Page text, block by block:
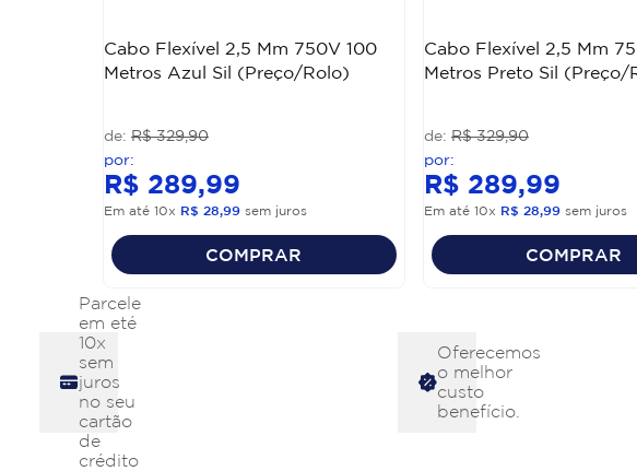
Cabo Flexível 2,5 Mm 750V 100
Metros Azul Sil (Preço/Rolo)
R$ 329,90
R$ 289,99
Em até10x R$ 28,99 sem juros
COMPRAR
Cabo Flexível 2,5 Mm
Metros Preto Sil (Preço/
R$ 329,90
R$ 289,99
Em até10x R$ 28,99 sem juros
COMPRAR
Parcele
em eté
10x
sem
juros
no seu
cartão
de
crédito
Oferecemos
o melhor
custo
benefício.